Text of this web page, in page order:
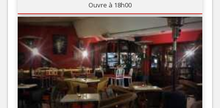
Ouvre à 18h00